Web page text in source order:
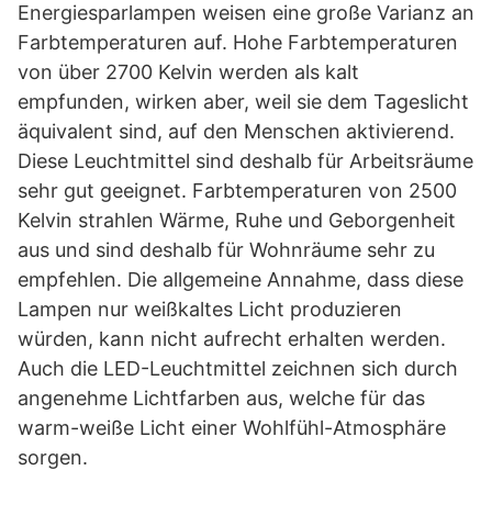
Energiesparlampen weisen eine große Varianz an
Farbtemperaturen auf. Hohe Farbtemperaturen
von über 2700 Kelvin werden als kalt
empfunden, wirken aber, weil sie dem Tageslicht
äquivalent sind, auf den Menschen aktivierend.
Diese Leuchtmittel sind deshalb für Arbeitsräume
sehr gut geeignet. Farbtemperaturen von 2500
Kelvin strahlen Wärme, Ruhe und Geborgenheit
aus und sind deshalb für Wohnräume sehr zu
empfehlen. Die allgemeine Annahme, dass diese
Lampen nur weißkaltes Licht produzieren
würden, kann nicht aufrecht erhalten werden.
Auch die LED-Leuchtmittel zeichnen sich durch
angenehme Lichtfarben aus, welche für das
warm-weiße Licht einer Wohlfühl-Atmosphäre
sorgen.